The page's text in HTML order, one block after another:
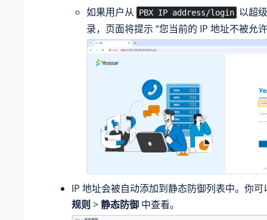
如果用户从 PBX IP address/login 以超
录，页面将提示 “您当前的 IP 地址不被允
IP 地址会被自动添加到静态防御列表中。你
规则 >静态防御 中查看。